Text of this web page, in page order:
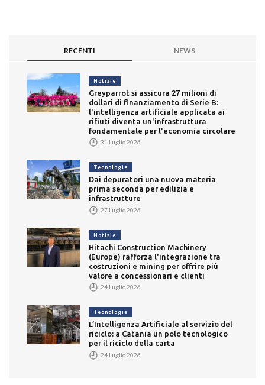
RECENTI NEWS
Notizie
Greyparrot si assicura 27 milioni di
dollari di finanziamento di Serie B:
l'intelligenza artificiale applicata ai
rifiuti diventa un'infrastruttura
fondamentale per l'economia circolare
31 Luglio 2026
Tecnologie
Dai depuratori una nuova materia
prima seconda per edilizia e
infrastrutture
27 Luglio 2026
Notizie
Hitachi Construction Machinery
(Europe) rafforza l'integrazione tra
costruzioni e mining per offrire più
valore a concessionari e clienti
24 Luglio 2026
Tecnologie
L’Intelligenza Artificiale al servizio del
riciclo: a Catania un polo tecnologico
per il riciclo della carta
24 Luglio 2026